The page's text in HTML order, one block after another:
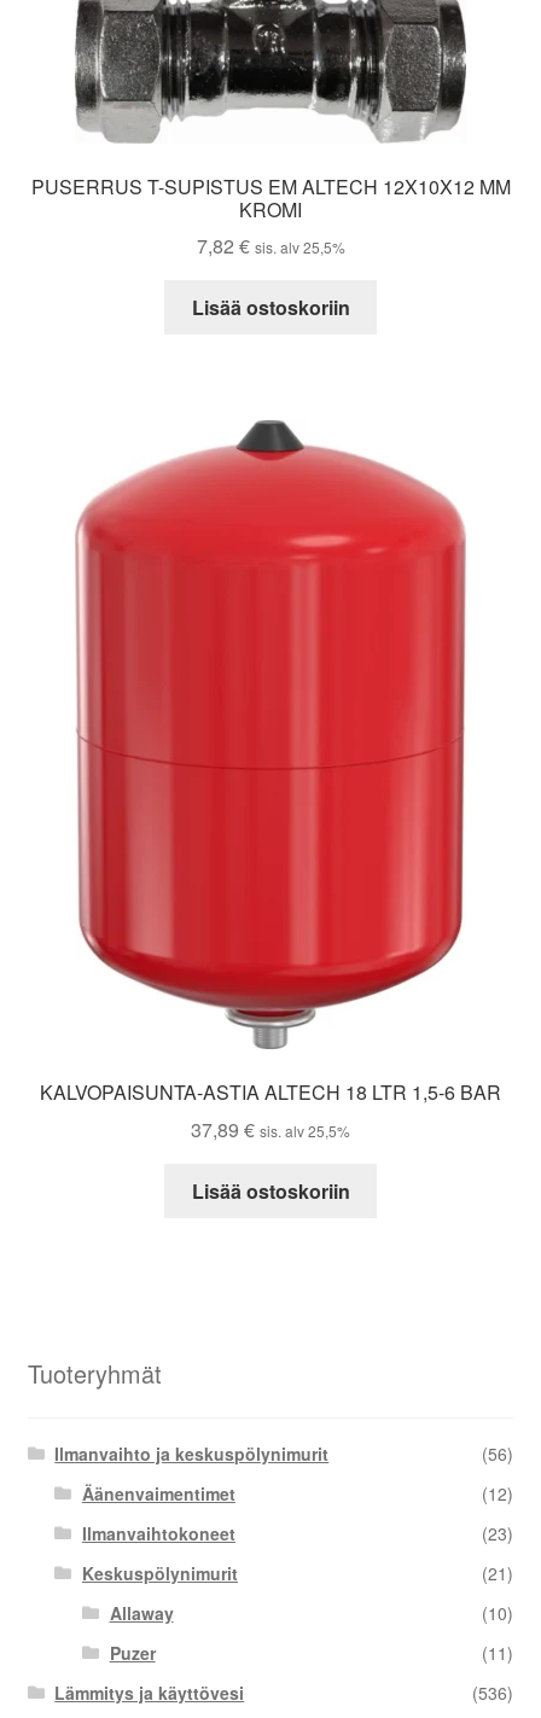
PUSERRUS T-SUPISTUS EM ALTECH 12X10X12 MM
KROMI
7,82 € sis. alv 25,5%
Lisää ostoskoriin
KALVOPAISUNTA-ASTIA ALTECH 18 LTR 1,5-6 BAR
37,89 € sis. alv 25,5%
Lisää ostoskoriin
Tuoteryhmät
Ilmanvaihto ja keskuspölynimurit
(56)
Äänenvaimentimet
(12)
Ilmanvaihtokoneet
(23)
Keskuspölynimurit
(21)
Allaway
(10)
Puzer
(11)
Lämmitys ja käyttövesi
(536)